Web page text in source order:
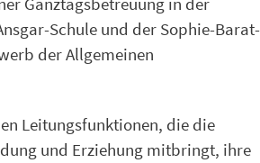
Schule und der Sophie-Barat-
der Allgemeinen
Leitungsfunktionen, die die
und Erziehung mitbringt, ihre